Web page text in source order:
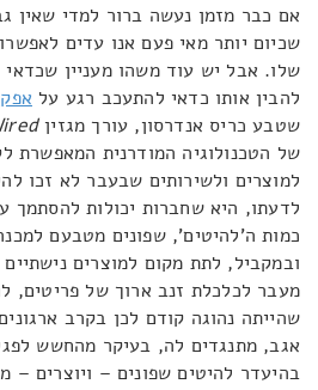
אם כבר מזמן נעשה ברור למדי שאין
שכיום יותר מאי פעם אנו עדים
שלו. אבל יש עוד משהו מעניין
להבין אותו כדאי להתעכב רגע על
שטבע כריס אנדרסון, עורך מגזין
של הטכנולוגיה המודרנית המאפשרת
למוצרים ולשירותים שבעבר לא זכו
לדעתו, היא שחברות יכולות להסתמך
כמות ה'להיטים', שפונים מטבעם
ובמקביל, לתת מקום למוצרים נישתיים
מעבר לכלכלת זנב ארוך של פריטים,
שהייתה נהוגה קודם לכן בקרב
אגב, מתנגדים לה, בעיקר מהחשש
בהיעדר להיטים שפונים – ויוצרים –